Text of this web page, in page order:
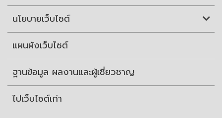
นโยบายเว็บไซต์
แผนผังเว็บไซต์
ฐานข้อมูล ผลงานและผู้เชี่ยวชาญ
ไปเว็บไซต์เก่า